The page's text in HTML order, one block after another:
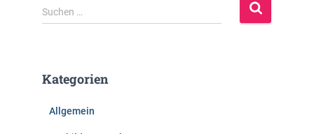
S
u
n
Suchen …
Kategorien
Allgemein